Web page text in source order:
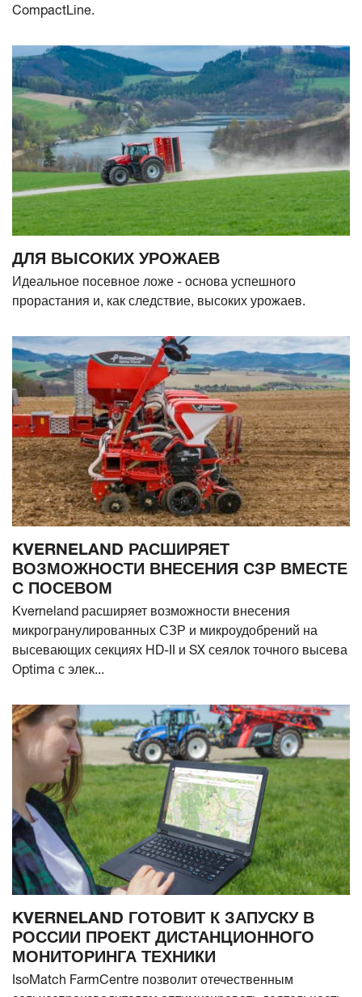
CompactLine.
ДЛЯ ВЫСОКИХ УРОЖАЕВ
Идеальное посевное ложе - основа успешного
прорастания и, как следствие, высоких урожаев.
KVERNELAND РАСШИРЯЕТ
ВОЗМОЖНОСТИ ВНЕСЕНИЯ СЗР ВМЕСТЕ
С ПОСЕВОМ
Kverneland расширяет возможности внесения
микрогранулированных СЗР и микроудобрений на
высевающих секциях HD-II и SX сеялок точного высева
Optima с элек...
KVERNELAND ГОТОВИТ К ЗАПУСКУ В
РОССИИ ПРОЕКТ ДИСТАНЦИОННОГО
МОНИТОРИНГА ТЕХНИКИ
IsoMatch FarmCentre позволит отечественным